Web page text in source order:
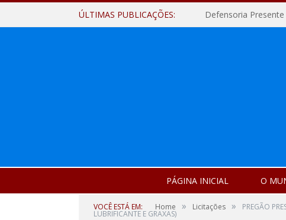
ÚLTIMAS PUBLICAÇÕES: Defensoria Presente
PÁGINA INICIAL O
VOCÊ ESTÁ EM: Home » Licitações » PREGÃO
LUBRIFICANTE E GRAXAS)